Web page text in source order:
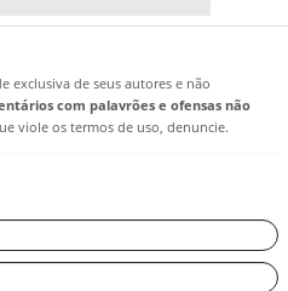
exclusiva de seus autores e não
com palavrões e ofensas não
viole os termos de uso, denuncie.